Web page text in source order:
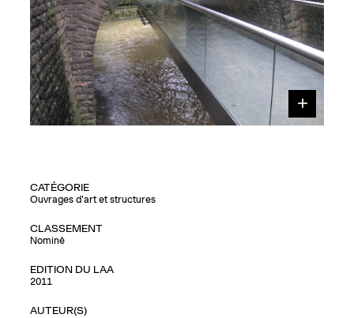
CATÉGORIE
Ouvrages d'art et structures
CLASSEMENT
Nominé
EDITION DU LAA
2011
AUTEUR(S)